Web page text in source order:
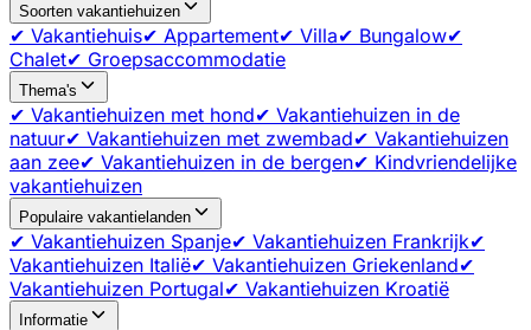
Soorten vakantiehuizen
✔ Vakantiehuis✔ Appartement✔ Villa✔ Bungalow✔
Chalet✔ Groepsaccommodatie
Thema's
✔ Vakantiehuizen met hond✔ Vakantiehuizen in de
natuur✔ Vakantiehuizen met zwembad✔ Vakantiehuizen
aan zee✔ Vakantiehuizen in de bergen✔ Kindvriendelijke
vakantiehuizen
Populaire vakantielanden
✔ Vakantiehuizen Spanje✔ Vakantiehuizen Frankrijk✔
Vakantiehuizen Italië✔ Vakantiehuizen Griekenland✔
Vakantiehuizen Portugal✔ Vakantiehuizen Kroatië
Informatie